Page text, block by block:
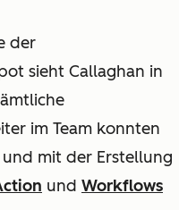
der
sieht Callaghan in
im Team konnten
mit der Erstellung
und Workflows